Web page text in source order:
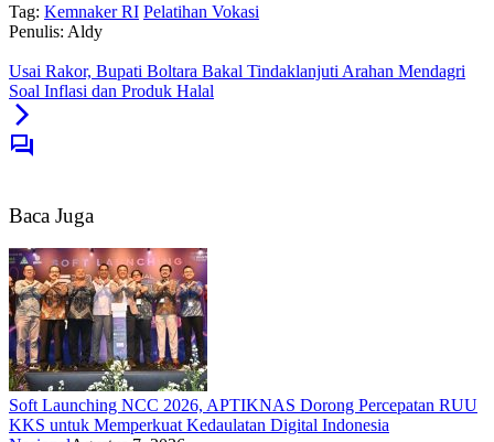
Tag: Kemnaker RI Pelatihan Vokasi
Penulis: Aldy
Usai Rakor, Bupati Boltara Bakal Tindaklanjuti Arahan Mendagri
Soal Inflasi dan Produk Halal
Baca Juga
Soft Launching NCC 2026, APTIKNAS Dorong Percepatan RUU
KKS untuk Memperkuat Kedaulatan Digital Indonesia